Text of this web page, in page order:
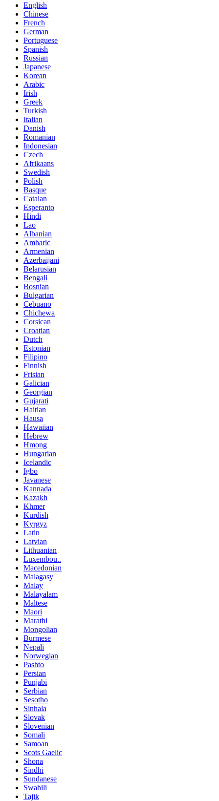
English
Chinese
French
German
Portuguese
Spanish
Russian
Japanese
Korean
Arabic
Irish
Greek
Turkish
Italian
Danish
Romanian
Indonesian
Czech
Afrikaans
Swedish
Polish
Basque
Catalan
Esperanto
Hindi
Lao
Albanian
Amharic
Armenian
Azerbaijani
Belarusian
Bengali
Bosnian
Bulgarian
Cebuano
Chichewa
Corsican
Croatian
Dutch
Estonian
Filipino
Finnish
Frisian
Galician
Georgian
Gujarati
Haitian
Hausa
Hawaiian
Hebrew
Hmong
Hungarian
Icelandic
Igbo
Javanese
Kannada
Kazakh
Khmer
Kurdish
Kyrgyz
Latin
Latvian
Lithuanian
Luxembou..
Macedonian
Malagasy
Malay
Malayalam
Maltese
Maori
Marathi
Mongolian
Burmese
Nepali
Norwegian
Pashto
Persian
Punjabi
Serbian
Sesotho
Sinhala
Slovak
Slovenian
Somali
Samoan
Scots Gaelic
Shona
Sindhi
Sundanese
Swahili
Tajik